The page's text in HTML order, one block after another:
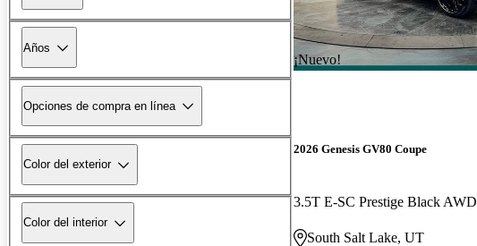
Años
Opciones de compra en línea
Color del exterior
Color del interior
¡Nuevo!
2026 Genesis GV80 Coupe
3.5T E-SC Prestige Black AWD
South Salt Lake, UT